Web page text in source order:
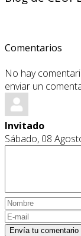
Comentarios
No hay
enviar un
Invitado
Sábado, 08
Envía tu comentario